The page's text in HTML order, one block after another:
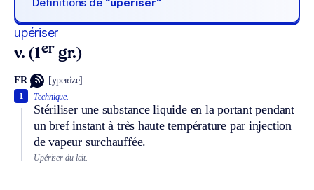
Définitions de “upériser“
upériser
v. (1er gr.)
FR [ypeʀize]
Technique.
Stériliser une substance liquide en la portant pendant
un bref instant à très haute température par injection
de vapeur surchauffée.
1
Upériser du lait.